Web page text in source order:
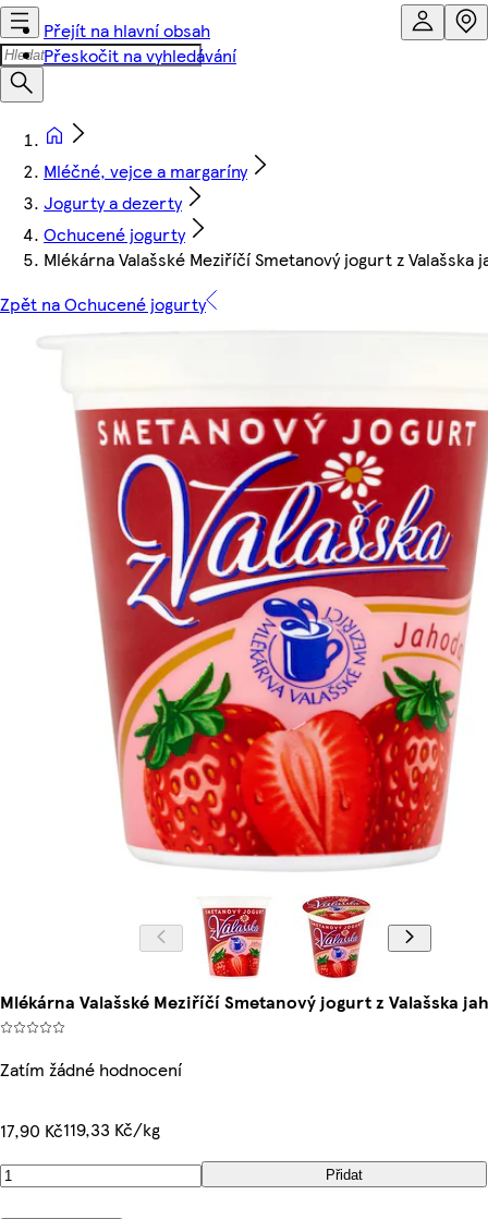
Přejít na hlavní obsah
Přeskočit na vyhledávání
Mléčné, vejce a margaríny
Jogurty a dezerty
Ochucené jogurty
Mlékárna Valašské Meziříčí Smetanový jogurt z Valašska
Zpět na Ochucené jogurty
Mlékárna Valašské Meziříčí Smetanový jogurt z Valašska
Zatím žádné hodnocení
17,90 Kč119,33 Kč/kg
Přidat